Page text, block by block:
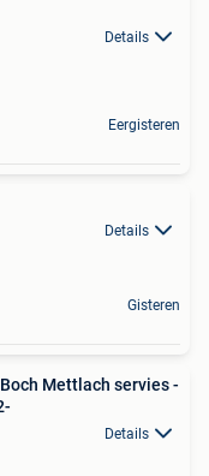
Details
Eergisteren
Details
Gisteren
Mettlach servies -
Details